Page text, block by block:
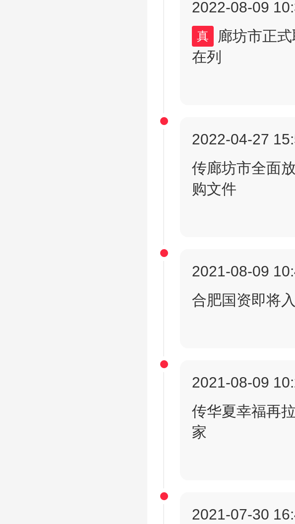
争取在6月20
议。
但因为没有
构都难以答
会投票才能
2022-08-09
真
在列
2022-04-27
传廊坊市全面
购文件
2021-08-09
合肥国资即将
2021-08-09
传华夏幸福再
家
2021-07-30